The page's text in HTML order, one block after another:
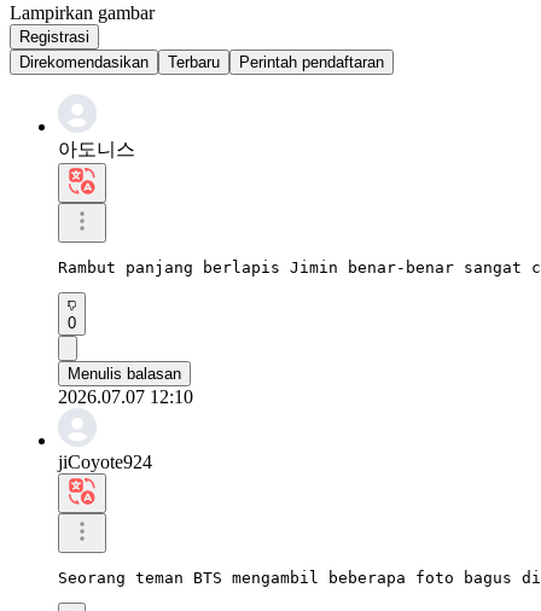
Lampirkan gambar
Registrasi
Direkomendasikan
Terbaru Perintah pendaftaran
아도니스
Rambut panjang berlapis Jimin benar-benar
0
Menulis balasan
2026.07.07 12:10
jiCoyote924
Seorang teman BTS mengambil beberapa foto bagus